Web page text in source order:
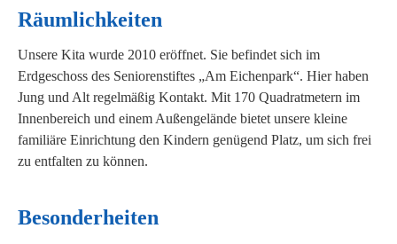
Räumlichkeiten
Unsere Kita wurde 2010 eröffnet. Sie befindet sich im
Erdgeschoss des Seniorenstiftes „Am Eichenpark“. Hier haben
Jung und Alt regelmäßig Kontakt. Mit 170 Quadratmetern im
Innenbereich und einem Außengelände bietet unsere kleine
familiäre Einrichtung den Kindern genügend Platz, um sich frei
zu entfalten zu können.
Besonderheiten